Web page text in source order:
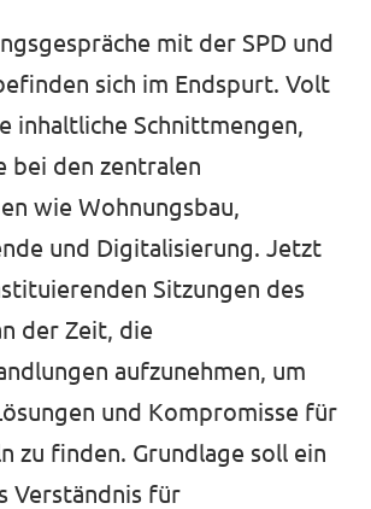
mit der SPD und
sich im Endspurt. Volt
inhaltliche Schnittmengen,
bei den zentralen
wie Wohnungsbau,
und Digitalisierung. Jetzt
Sitzungen des
der Zeit, die
aufzunehmen, um
und Kompromisse für
zu finden. Grundlage soll ein
Verständnis für